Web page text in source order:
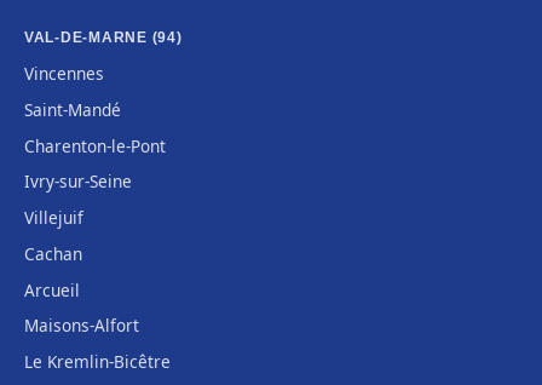
VAL-DE-MARNE (94)
Vincennes
Saint-Mandé
Charenton-le-Pont
Ivry-sur-Seine
Villejuif
Cachan
Arcueil
Maisons-Alfort
Le Kremlin-Bicêtre